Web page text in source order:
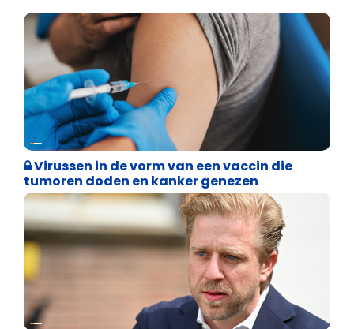
Weekblad 't Pallieterke
Virussen in de vorm van een vaccin die
tumoren doden en kanker genezen
Binnenland politiek